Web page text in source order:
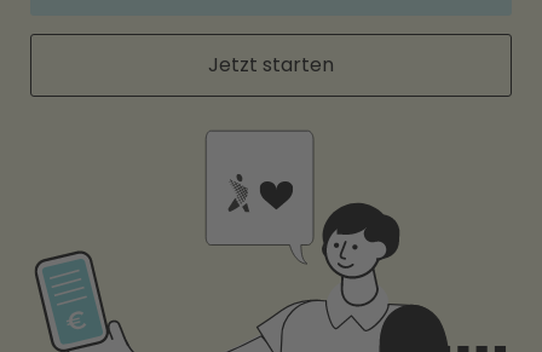
Jetzt starten